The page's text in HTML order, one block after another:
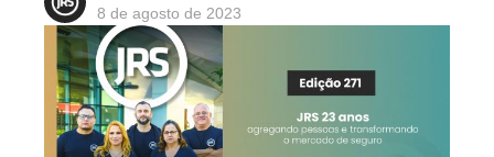
8 de agosto de 2023